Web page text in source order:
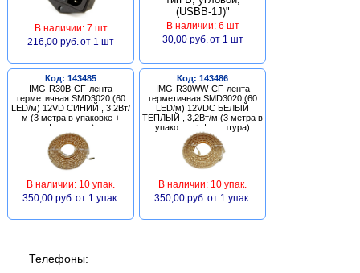
В наличии: 7 шт
216,00 руб. от 1 шт
В наличии: 6 шт
30,00 руб. от 1 шт
Код: 143485
IMG-R30B-CF-лента
герметичная SMD3020 (60
LED/м) 12VD СИНИЙ , 3,2Вт/
м (3 метра в упаковке +
фурнитура)
В наличии: 10 упак.
350,00 руб. от 1 упак.
Код: 143486
IMG-R30WW-CF-лента
герметичная SMD3020 (60
LED/м) 12VDC БЕЛЫЙ
ТЕПЛЫЙ , 3,2Вт/м (3 метра в
упаковке + фурнитура)
В наличии: 10 упак.
350,00 руб. от 1 упак.
Телефоны: